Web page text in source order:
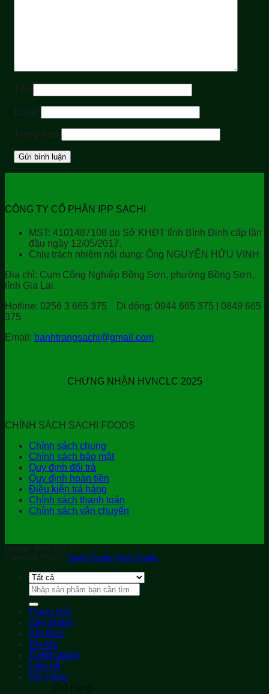
Tên
Email
Trang web
CÔNG TY CỔ PHẦN IPP SACHI
MST: 4101487108 do Sở KHĐT tỉnh Bình Định cấp lần
đầu ngày 12/05/2017.
Chịu trách nhiệm nội dung: Ông NGUYỄN HỮU VINH
Địa chỉ: Cụm Công Nghiệp Bồng Sơn, phường Bồng Sơn,
tỉnh Gia Lai.
Hotline: 0256 3 665 375 Di động: 0944 665 375 | 0849 665
375
Email: banhtrangsachi@gmail.com
CHỨNG NHẬN HVNCLC 2025
CHÍNH SÁCH SACHI FOODS
Chính sách chung
Chính sách bảo mật
Quy định đổi trả
Quy định hoàn tiền
Điều kiện trả hàng
Chính sách thanh toán
Chính sách vận chuyển
Hotline: 0944.665.375
Copyright 2026 © Sachi Foods Sachi Foods
Tìm
kiếm:
Trang chủ
Sản phẩm
Ẩm thực
Tin tức
Tuyển dụng
Liên hệ
Giỏ hàng
Giỏ hàng